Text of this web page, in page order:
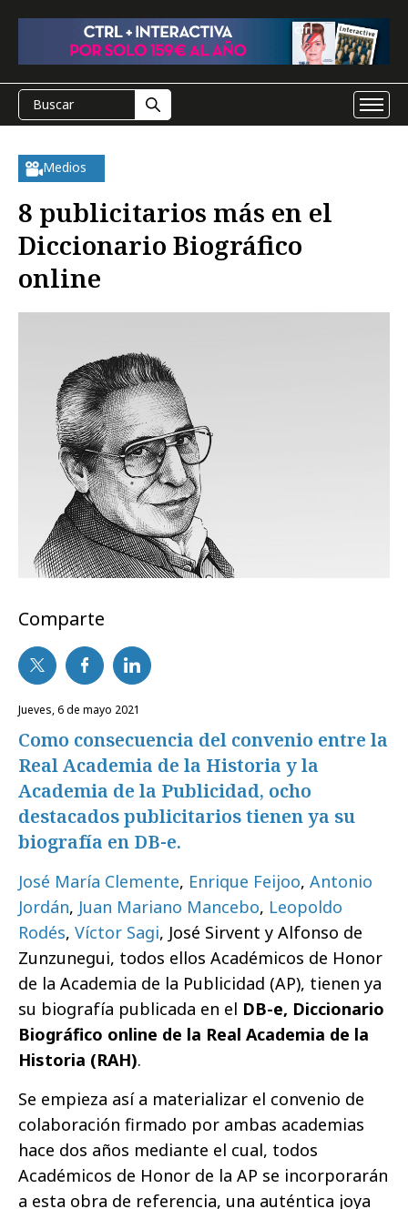
Medios
8 publicitarios más en el
Diccionario Biográfico
online
Comparte
jueves, 6 de mayo 2021
Como consecuencia del convenio entre la
Real Academia de la Historia y la
Academia de la Publicidad, ocho
destacados publicitarios tienen ya su
biografía en DB-e.
José María Clemente, Enrique Feijoo, Antonio
Jordán, Juan Mariano Mancebo, Leopoldo
Rodés, Víctor Sagi, José Sirvent y Alfonso de
Zunzunegui, todos ellos Académicos de Honor
de la Academia de la Publicidad (AP), tienen ya
su biografía publicada en el DB-e, Diccionario
Biográfico online de la Real Academia de la
Historia (RAH).
Se empieza así a materializar el convenio de
colaboración firmado por ambas academias
hace dos años mediante el cual, todos
Académicos de Honor de la AP se incorporarán
a esta obra de referencia, una auténtica joya